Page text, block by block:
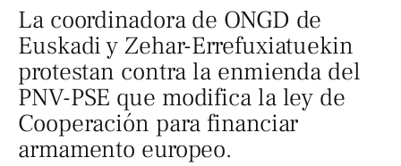
La coordinadora de ONGD de
Euskadi y Zehar-Errefuxiatuekin
protestan contra la enmienda del
PNV-PSE que modifica la ley de
Cooperación para financiar
armamento europeo.